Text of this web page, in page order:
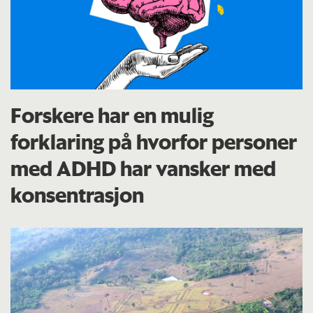
Forskere har en mulig
forklaring på hvorfor personer
med ADHD har vansker med
konsentrasjon